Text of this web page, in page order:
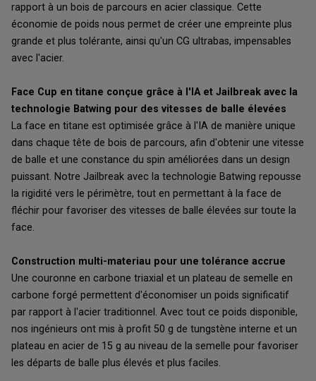
rapport à un bois de parcours en acier classique. Cette
économie de poids nous permet de créer une empreinte plus
grande et plus tolérante, ainsi qu'un CG ultrabas, impensables
avec l'acier.
Face Cup en titane conçue grâce à l'IA et Jailbreak avec la
technologie Batwing pour des vitesses de balle élevées
La face en titane est optimisée grâce à l'IA de manière unique
dans chaque tête de bois de parcours, afin d'obtenir une vitesse
de balle et une constance du spin améliorées dans un design
puissant. Notre Jailbreak avec la technologie Batwing repousse
la rigidité vers le périmètre, tout en permettant à la face de
fléchir pour favoriser des vitesses de balle élevées sur toute la
face.
Construction multi-materiau pour une tolérance accrue
Une couronne en carbone triaxial et un plateau de semelle en
carbone forgé permettent d'économiser un poids significatif
par rapport à l'acier traditionnel. Avec tout ce poids disponible,
nos ingénieurs ont mis à profit 50 g de tungstène interne et un
plateau en acier de 15 g au niveau de la semelle pour favoriser
les départs de balle plus élevés et plus faciles.